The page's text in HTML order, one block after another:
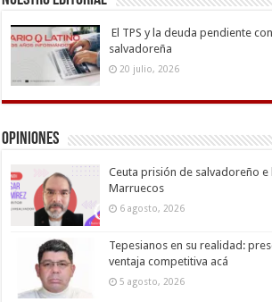
El TPS y la deuda pendiente
salvadoreña
20 julio, 2026
Opiniones
Ceuta prisión de salvadoreño
Marruecos
6 agosto, 2026
Tepesianos en su realidad:
ventaja competitiva acá
5 agosto, 2026